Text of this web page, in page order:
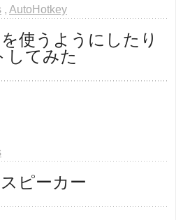
, AutoHotkey
使うようにしたり
してみた
ピーカー